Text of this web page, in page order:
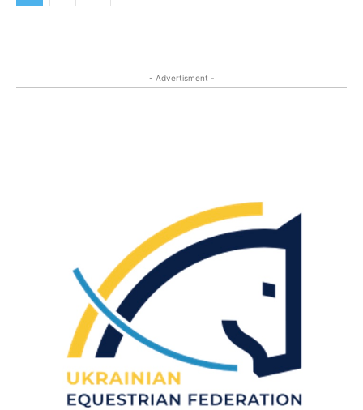
- Advertisment -